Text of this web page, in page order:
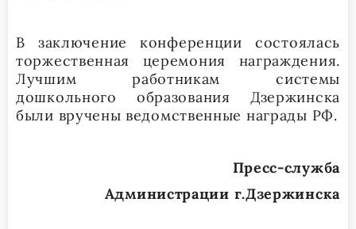
В заключение конференции состоялась
торжественная церемония награждения.
Лучшим работникам системы
дошкольного образования Дзержинска
были вручены ведомственные награды РФ.
Пресс-служба
Администрации г.Дзержинска